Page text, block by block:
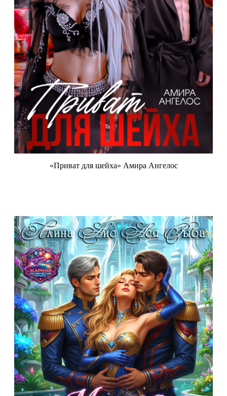
«Приват для шейха» Амира Ангелос